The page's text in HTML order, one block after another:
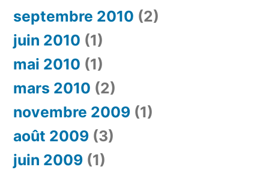
septembre 2010 (2)
juin 2010 (1)
mai 2010 (1)
mars 2010 (2)
novembre 2009 (1)
août 2009 (3)
juin 2009 (1)